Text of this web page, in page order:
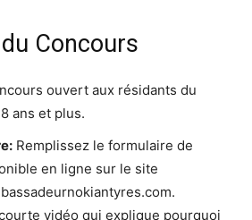
Concours
ouvert aux résidants du
ans et plus.
Remplissez le formulaire de
en ligne sur le site
vidéo qui explique pourquoi